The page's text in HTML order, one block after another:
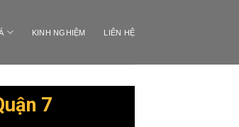
KINH NGHIỆM LIÊN HỆ
7